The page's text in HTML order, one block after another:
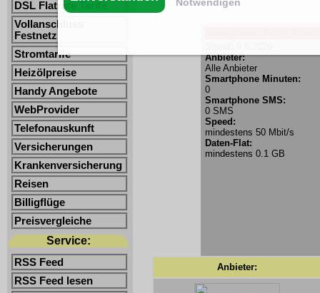
DSL Flatrate Tarife
Vollanschluss
Festnetz
Stromtarife
Heizölpreise
Handy Angebote
WebProvider
Telefonauskunft
Versicherungen
Krankenversicherung
Reisen
Billigflüge
Preisvergleiche
Service:
RSS Feed
RSS Feed lesen
Anbieter:
Alle Anbieter
Smartphone Minuten:
0
Smartphone SMS:
0 SMS
Speed:
mindestens 50 Mbit/s
Daten-Flat:
mindestens 0.1 GB
Anbieter:
Notwendigen